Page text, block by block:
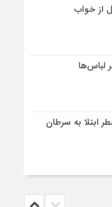
لباس‌ها
ابتلا به سرطان